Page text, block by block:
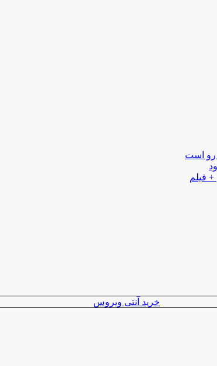
رو است
+ فیلم
خرید آنتی ویروس